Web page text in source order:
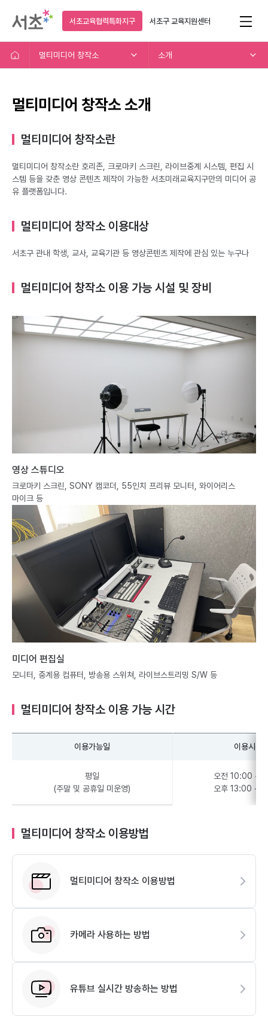
서초교육협력특화지구 서초구교육지원센터
멀티미디어 창작소 소개
멀티미디어 창작소 소개
멀티미디어 창작소란
멀티미디어 창작소란 호리존, 크로마키 스크린, 라이브중계 시스템, 편집 시
스템 등을 갖춘 영상 콘텐츠 제작이 가능한 서초미래교육지구만의 미디어 공
유 플랫폼입니다.
멀티미디어 창작소 이용대상
서초구 관내 학생, 교사, 교육기관 등 영상콘텐츠 제작에 관심 있는 누구나
멀티미디어 창작소 이용 가능 시설 및 장비
영상 스튜디오
크로마키 스크린, SONY 캠코더, 55인치 프리뷰 모니터, 와이어리스
마이크 등
미디어 편집실
모니터, 중계용 컴퓨터, 방송용 스위쳐, 라이브스트리밍 S/W 등
멀티미디어 창작소 이용 가능 시간
이용가능일 이용시간
평일
(주말 및 공휴일 미운영)
오전 10:00 ~
오후 13:00 ~
멀티미디어 창작소 이용방법
멀티미디어 창작소 이용방법
카메라 사용하는 방법
유튜브 실시간 방송하는 방법